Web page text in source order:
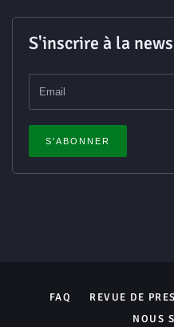
S'inscrire à la
FAQ REVUE DE
NOUS